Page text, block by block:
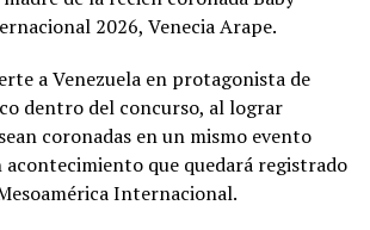
2026, Venecia Arape.
a Venezuela en protagonista de
dentro del concurso, al lograr
coronadas en un mismo evento
que quedará registrado
Internacional.